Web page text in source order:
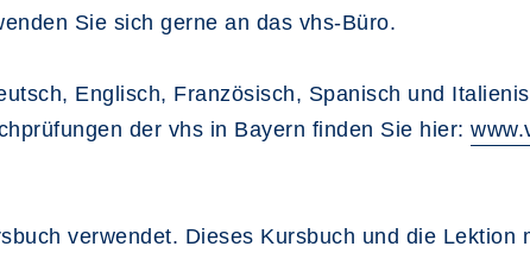
Sie sich gerne an das vhs-Büro.
Englisch, Französisch, Spanisch und
der vhs in Bayern finden Sie hier:
verwendet. Dieses Kursbuch und die Lektion